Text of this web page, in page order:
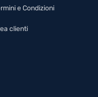
e Condizioni
clienti